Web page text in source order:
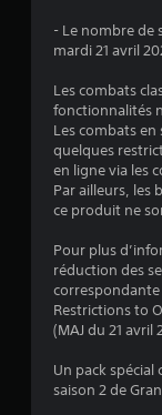
- Le nombre de
mardi 21 avril
Les combats
fonctionnalités
Les combats
quelques
en ligne via les
Par ailleurs, les
ce produit ne
Pour plus
réduction des
correspondante
Restrictions to
(MAJ du 21 avril
Un pack spécial
saison 2 de